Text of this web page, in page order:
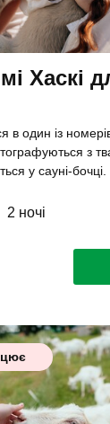
Хаскі
в один із
з
у сауні-бочці.
2 ночі